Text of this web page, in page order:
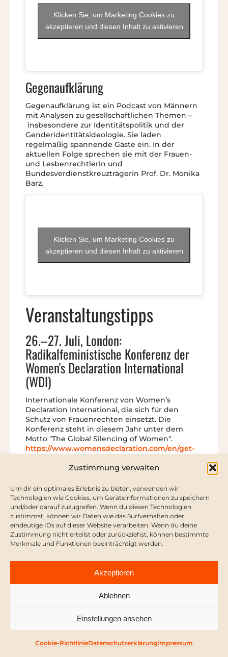
Zustimmung verwalten
Um dir ein optimales Erlebnis zu bieten, verwenden wir
Technologien wie Cookies, um Geräteinformationen zu speichern
und/oder darauf zuzugreifen. Wenn du diesen Technologien
zustimmst, können wir Daten wie das Surfverhalten oder
eindeutige IDs auf dieser Website verarbeiten. Wenn du deine
Zustimmung nicht erteilst oder zurückziehst, können bestimmte
Merkmale und Funktionen beeinträchtigt werden.
Akzeptieren
Ablehnen
Einstellungen ansehen
Cookie-RichtlinieDatenschutzerklärungImpressum
Klicken Sie, um Marketing Cookies zu
akzeptieren und diesen Inhalt zu aktivieren
Gegenaufklärung
Gegenaufklärung ist ein Podcast von Männern
mit Analysen zu gesellschaftlichen Themen –
insbesondere zur Identitätspolitik und der
Genderidentitätsideologie. Sie laden
regelmäßig spannende Gäste ein. In der
aktuellen Folge sprechen sie mit der Frauen-
und Lesbenrechtlerin und
Bundesverdienstkreuzträgerin Prof. Dr. Monika
Barz.
Klicken Sie, um Marketing Cookies zu
akzeptieren und diesen Inhalt zu aktivieren
Veranstaltungstipps
26.–27. Juli, London:
Radikalfeministische Konferenz der
Women's Declaration International
(WDI)
Internationale Konferenz von Women’s
Declaration International, die sich für den
Schutz von Frauenrechten einsetzt. Die
Konferenz steht in diesem Jahr unter dem
Motto "The Global Silencing of Women".
https://www.womensdeclaration.com/en/get-
FiLiA 2025 – die größte
internationale Konferenz für
Frauenrechte
Die größte jährliche feministische Konferenz
Europas. Erfahre mehr über die neuesten
dich in der globalen feministischen Bewegung.
Schwesternschaft und Solidarität aufbauen, die
Menschenrechte von Frauen verteidigen.
31. Oktober – 02. November,
Siegburg bei Bonn: